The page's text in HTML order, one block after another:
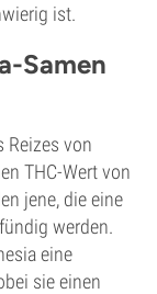
ist.
Samen
Reizes von
THC-Wert von
jene, die eine
werden.
eine
sie einen